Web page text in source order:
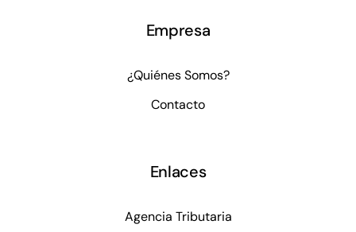
Empresa
¿Quiénes Somos?
Contacto
Enlaces
Agencia Tributaria